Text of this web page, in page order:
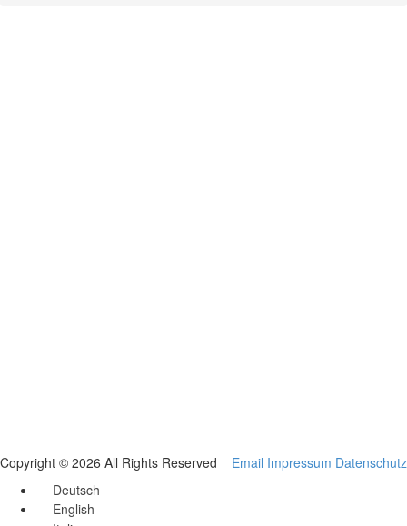
Copyright © 2026 All Rights Reserved Email Impressum Datenschutz
Deutsch
English